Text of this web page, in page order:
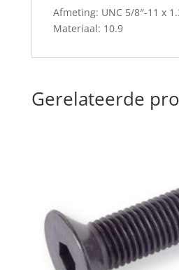
Afmeting: UNC 5/8″-11 x
Materiaal: 10.9
Gerelateerde